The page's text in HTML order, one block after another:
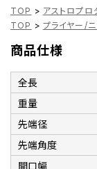
TOP > アストロプロ
TOP > プライヤー/ニ
商品仕様
全長
重量
先端径
先端角度
開口幅